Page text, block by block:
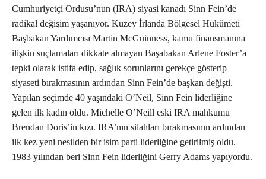
Cumhuriyetçi Ordusu’nun (IRA) siyasi kanadı Sinn Fein’de
radikal değişim yaşanıyor. Kuzey İrlanda Bölgesel Hükümeti
Başbakan Yardımcısı Martin McGuinness, kamu finansmanına
ilişkin suçlamaları dikkate almayan Başabakan Arlene Foster’a
tepki olarak istifa edip, sağlık sorunlarını gerekçe gösterip
siyaseti bırakmasının ardından Sinn Fein’de başkan değişti.
Yapılan seçimde 40 yaşındaki O’Neil, Sinn Fein liderliğine
gelen ilk kadın oldu. Michelle O’Neill eski IRA mahkumu
Brendan Doris’in kızı. IRA’nın silahları bırakmasının ardından
ilk kez yeni nesilden bir isim parti liderliğine getirilmiş oldu.
1983 yılından beri Sinn Fein liderliğini Gerry Adams yapıyordu.